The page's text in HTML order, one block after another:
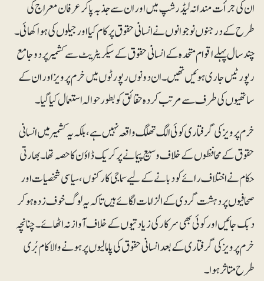
ان کی جرأت مندانہ لیڈرشپ میں اور ان سے جذبہ پاکر عرفان معراج کی
طرح کے درجنوں نوجوانوں نے انسانی حقوق پر کام کیا اور جیلوں کی ہوا کھائی۔
چند سال پہلے اقوام متحدہ کے انسانی حقوق کے سیکریٹریٹ سے کشمیر پر دو جامع
رپورٹیں جاری ہوئیں تھیں۔ ان دونوں رپورٹوں میں خرم پرویز اور ان کے
ساتھیوں کی طرف سے مرتب کردہ حقائق کوبطور حوالہ استعمال کیا گیا۔
خرم پرویز کی گرفتاری کوئی الگ تھلگ واقعہ نہیں ہے،بلکہ یہ کشمیر میں انسانی
حقوق کے محافظوں کے خلاف وسیع پیمانے پر کریک ڈاؤن کا حصہ تھا۔ بھارتی
حکام نے اختلاف رائے کو دبانے کے لیے سماجی کارکنوں، سیاسی شخصیات اور
صحافیوں پر دہشت گردی کے الزامات لگائے ہیں تاکہ یہ لوگ خوف زدہ ہوکر
دبک جائیں اور کوئی بھی سرکار کی زیادتیوں کے خلاف آواز نہ اٹھائے۔ چنانچہ
خرم پرویز کی گرفتاری کے بعد انسانی حقوق کی پامالیوں پر ہونے والا کام بُری
طرح متاثر ہوا۔